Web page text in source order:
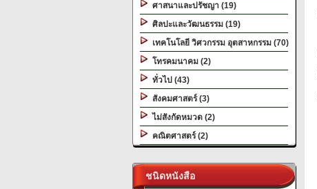
ศาสนาและปรัชญา (19)
ศิลปะและวัฒนธรรม (19)
เทคโนโลยี วิศวกรรม อุตสาหกรรม (70)
โทรคมนาคม (2)
ทั่วไป (43)
สังคมศาสตร์ (3)
ไม่สังกัดหมวด (2)
คณิตศาสตร์ (2)
ชนิดหนังสือ